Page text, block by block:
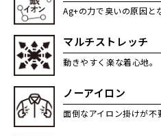
Ag+の力で臭いの原因と
マルチストレッチ
動きやすく楽な着心地。
ノーアイロン
面倒なアイロン掛けが不